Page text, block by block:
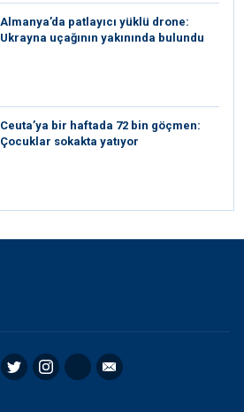
Almanya’da patlayıcı yüklü drone:
Ukrayna uçağının yakınında bulundu
Ceuta’ya bir haftada 72 bin göçmen:
Çocuklar sokakta yatıyor
Facebook Twitter Instagram RSS